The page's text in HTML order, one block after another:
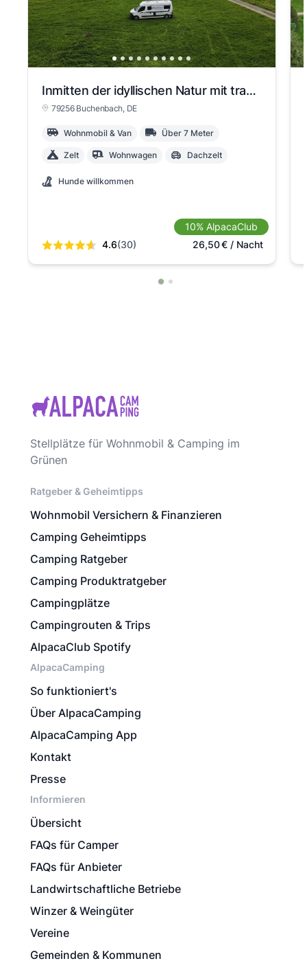
Inmitten der idyllischen Natur mit traumhaften Weitblick
79256 Buchenbach, DE
Wohnmobil & Van Über 7 Meter
Zelt Wohnwagen Dachzelt
Hunde willkommen
4.6(30)
10% AlpacaClub
26,50€/ Nacht
Stellplätze für Wohnmobil & Camping im
Grünen
Ratgeber & Geheimtipps
Wohnmobil Versichern & Finanzieren
Camping Geheimtipps
Camping Ratgeber
Camping Produktratgeber
Campingplätze
Campingrouten & Trips
AlpacaClub Spotify
AlpacaCamping
So funktioniert's
Über AlpacaCamping
AlpacaCamping App
Kontakt
Presse
Informieren
Übersicht
FAQs für Camper
FAQs für Anbieter
Landwirtschaftliche Betriebe
Winzer & Weingüter
Vereine
Gemeinden & Kommunen